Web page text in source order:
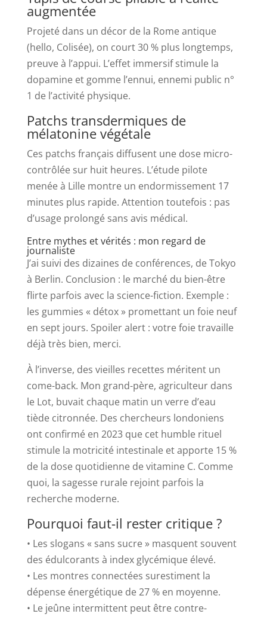
augmentée
Projeté dans un décor de la Rome antique
(hello, Colisée), on court 30 % plus longtemps,
preuve à l’appui. L’effet immersif stimule la
dopamine et gomme l’ennui, ennemi public n°
1 de l’activité physique.
Patchs transdermiques de
mélatonine végétale
Ces patchs français diffusent une dose micro-
contrôlée sur huit heures. L’étude pilote
menée à Lille montre un endormissement 17
minutes plus rapide. Attention toutefois : pas
d’usage prolongé sans avis médical.
Entre mythes et vérités : mon regard de
journaliste
J’ai suivi des dizaines de conférences, de Tokyo
à Berlin. Conclusion : le marché du bien-être
flirte parfois avec la science-fiction. Exemple :
les gummies « détox » promettant un foie neuf
en sept jours. Spoiler alert : votre foie travaille
déjà très bien, merci.
À l’inverse, des vieilles recettes méritent un
come-back. Mon grand-père, agriculteur dans
le Lot, buvait chaque matin un verre d’eau
tiède citronnée. Des chercheurs londoniens
ont confirmé en 2023 que cet humble rituel
stimule la motricité intestinale et apporte 15 %
de la dose quotidienne de vitamine C. Comme
quoi, la sagesse rurale rejoint parfois la
recherche moderne.
Pourquoi faut-il rester critique ?
• Les slogans « sans sucre » masquent souvent
des édulcorants à index glycémique élevé.
• Les montres connectées surestiment la
dépense énergétique de 27 % en moyenne.
• Le jeûne intermittent peut être contre-